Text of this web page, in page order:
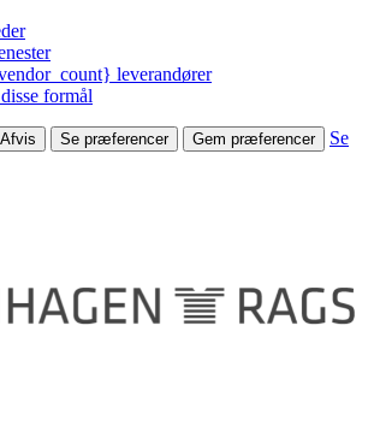
leverandører
formål
Afvis Se præferencer Gem præferencer
Se